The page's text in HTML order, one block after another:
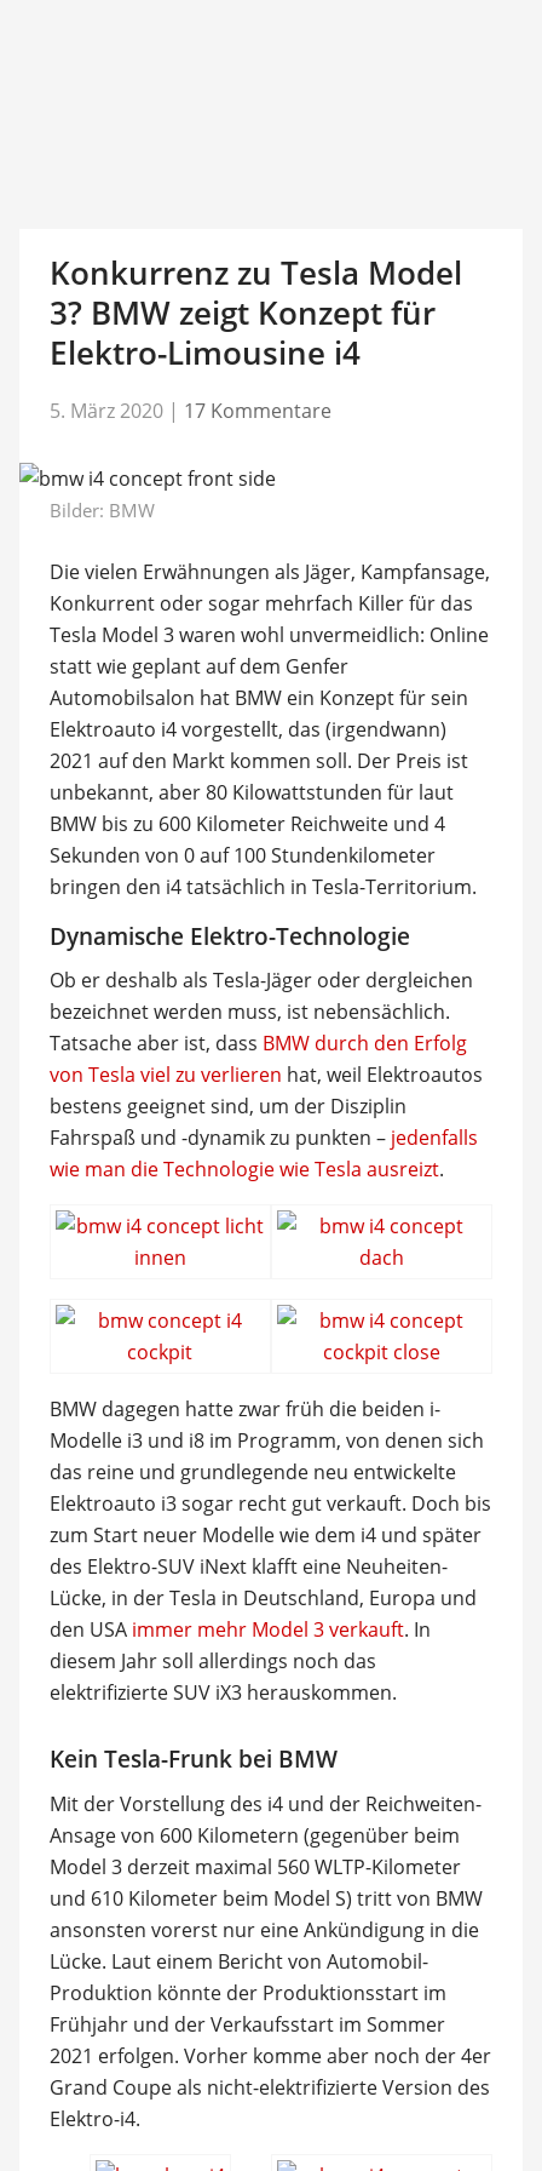
Konkurrenz zu Tesla Model
3? BMW zeigt Konzept für
Elektro-Limousine i4
5. März 2020 | 17 Kommentare
Bilder: BMW
Die vielen Erwähnungen als Jäger, Kampfansage,
Konkurrent oder sogar mehrfach Killer für das
Tesla Model 3 waren wohl unvermeidlich: Online
statt wie geplant auf dem Genfer
Automobilsalon hat BMW ein Konzept für sein
Elektroauto i4 vorgestellt, das (irgendwann)
2021 auf den Markt kommen soll. Der Preis ist
unbekannt, aber 80 Kilowattstunden für laut
BMW bis zu 600 Kilometer Reichweite und 4
Sekunden von 0 auf 100 Stundenkilometer
bringen den i4 tatsächlich in Tesla-Territorium.
Dynamische Elektro-Technologie
Ob er deshalb als Tesla-Jäger oder dergleichen
bezeichnet werden muss, ist nebensächlich.
Tatsache aber ist, dass BMW durch den Erfolg
von Tesla viel zu verlieren hat, weil Elektroautos
bestens geeignet sind, um der Disziplin
Fahrspaß und -dynamik zu punkten – jedenfalls
wie man die Technologie wie Tesla ausreizt.
BMW dagegen hatte zwar früh die beiden i-
Modelle i3 und i8 im Programm, von denen sich
das reine und grundlegende neu entwickelte
Elektroauto i3 sogar recht gut verkauft. Doch bis
zum Start neuer Modelle wie dem i4 und später
des Elektro-SUV iNext klafft eine Neuheiten-
Lücke, in der Tesla in Deutschland, Europa und
den USA immer mehr Model 3 verkauft. In
diesem Jahr soll allerdings noch das
elektrifizierte SUV iX3 herauskommen.
Kein Tesla-Frunk bei BMW
Mit der Vorstellung des i4 und der Reichweiten-
Ansage von 600 Kilometern (gegenüber beim
Model 3 derzeit maximal 560 WLTP-Kilometer
und 610 Kilometer beim Model S) tritt von BMW
ansonsten vorerst nur eine Ankündigung in die
Lücke. Laut einem Bericht von Automobil-
Produktion könnte der Produktionsstart im
Frühjahr und der Verkaufsstart im Sommer
2021 erfolgen. Vorher komme aber noch der 4er
Grand Coupe als nicht-elektrifizierte Version des
Elektro-i4.